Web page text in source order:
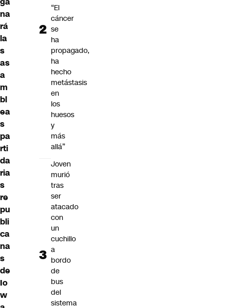
na
rá
la
s
as
a
m
bl
ea
s
pa
rti
da
ria
s
re
pu
bli
ca
na
s
de
Io
w
“El
cáncer
se
ha
propagado,
ha
hecho
metástasis
en
los
huesos
y
más
allá”
Joven
murió
tras
ser
atacado
con
un
cuchillo
a
bordo
de
bus
del
sistema